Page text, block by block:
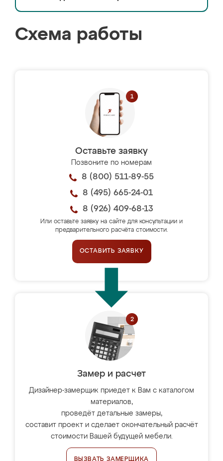
Схема работы
Оставьте заявку
Позвоните по номерам
8 (800) 511-89-55
8 (495) 665-24-01
8 (926) 409-68-13
Или оставьте заявку на сайте для консультации и
предварительного расчёта стоимости.
ОСТАВИТЬ ЗАЯВКУ
Замер и расчет
Дизайнер-замерщик приедет к Вам с каталогом
материалов,
проведёт детальные замеры,
составит проект и сделает окончательный расчёт
стоимости Вашей будущей мебели.
ВЫЗВАТЬ ЗАМЕРЩИКА